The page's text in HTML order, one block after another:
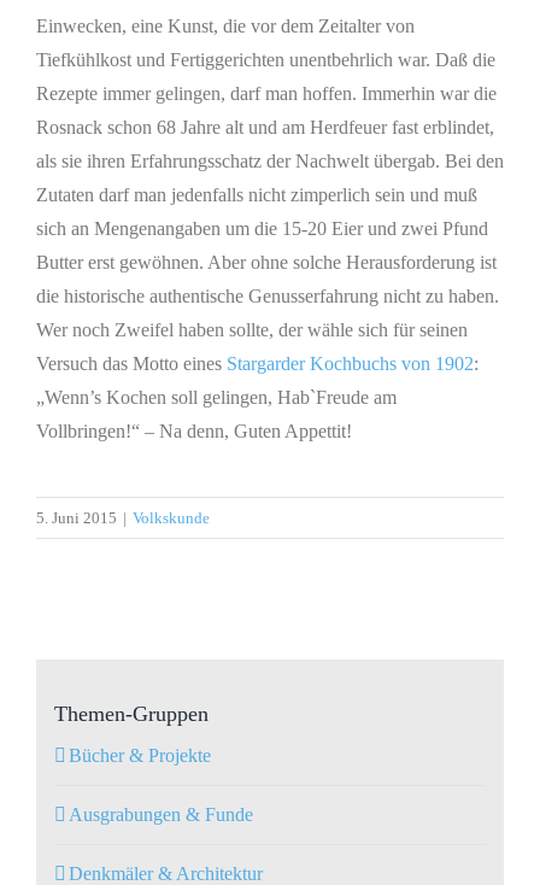
Einwecken, eine Kunst, die vor dem Zeitalter von
Tiefkühlkost und Fertiggerichten unentbehrlich war. Daß die
Rezepte immer gelingen, darf man hoffen. Immerhin war die
Rosnack schon 68 Jahre alt und am Herdfeuer fast erblindet,
als sie ihren Erfahrungsschatz der Nachwelt übergab. Bei den
Zutaten darf man jedenfalls nicht zimperlich sein und muß
sich an Mengenangaben um die 15-20 Eier und zwei Pfund
Butter erst gewöhnen. Aber ohne solche Herausforderung ist
die historische authentische Genusserfahrung nicht zu haben.
Wer noch Zweifel haben sollte, der wähle sich für seinen
Versuch das Motto eines Stargarder Kochbuchs von 1902:
„Wenn’s Kochen soll gelingen, Hab`Freude am
Vollbringen!“ – Na denn, Guten Appettit!
5. Juni 2015 | Volkskunde
Themen-Gruppen
Bücher & Projekte
Ausgrabungen & Funde
Denkmäler & Architektur